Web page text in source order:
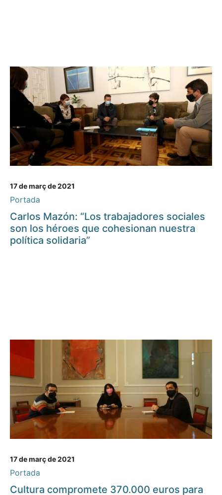
17 de març de 2021
Portada
Carlos Mazón: “Los trabajadores sociales
son los héroes que cohesionan nuestra
política solidaria”
17 de març de 2021
Portada
Cultura compromete 370.000 euros para